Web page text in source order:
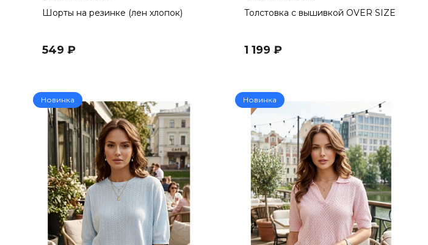
Шорты на резинке (лен хлопок)
549 ₽
Толстовка с вышивкой OVER SIZE
1 199 ₽
Новинка Новинка